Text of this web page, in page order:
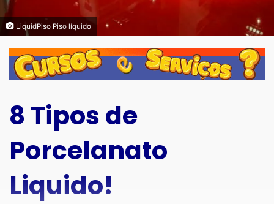
LiquidPiso Piso líquido
8 Tipos de
Porcelanato
Liquido!